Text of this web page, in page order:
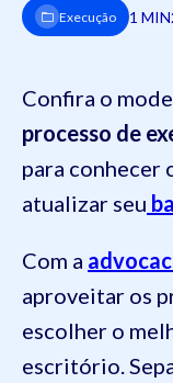
Execução 1 MIN
Confira o
processo de
para conhecer
atualizar seu
Com a
aproveitar os
escolher o
escritório.